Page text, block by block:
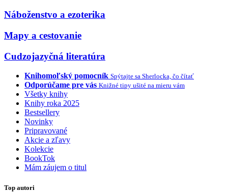
Náboženstvo a ezoterika
Mapy a cestovanie
Cudzojazyčná literatúra
Knihomoľský pomocník Spýtajte sa Sherlocka, čo čítať
Odporúčame pre vás Knižné tipy ušité na mieru vám
Všetky knihy
Knihy roka 2025
Bestsellery
Novinky
Pripravované
Akcie a zľavy
Kolekcie
BookTok
Mám záujem o titul
Top autori